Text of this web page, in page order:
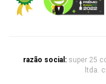
razão social: super 25
ltda.